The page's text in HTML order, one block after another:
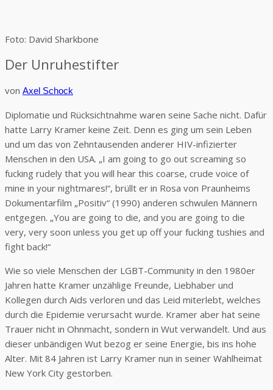
Foto: David Sharkbone
Der Unruhestifter
von Axel Schock
Diplomatie und Rücksichtnahme waren seine Sache nicht. Dafür
hatte Larry Kramer keine Zeit. Denn es ging um sein Leben
und um das von Zehntausenden anderer HIV-infizierter
Menschen in den USA. „I am going to go out screaming so
fucking rudely that you will hear this coarse, crude voice of
mine in your nightmares!“, brüllt er in Rosa von Praunheims
Dokumentarfilm „Positiv“ (1990) anderen schwulen Männern
entgegen. „You are going to die, and you are going to die
very, very soon unless you get up off your fucking tushies and
fight back!“
Wie so viele Menschen der LGBT-Community in den 1980er
Jahren hatte Kramer unzählige Freunde, Liebhaber und
Kollegen durch Aids verloren und das Leid miterlebt, welches
durch die Epidemie verursacht wurde. Kramer aber hat seine
Trauer nicht in Ohnmacht, sondern in Wut verwandelt. Und aus
dieser unbändigen Wut bezog er seine Energie, bis ins hohe
Alter. Mit 84 Jahren ist Larry Kramer nun in seiner Wahlheimat
New York City gestorben.